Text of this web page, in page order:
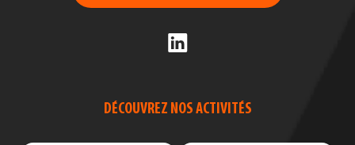
DÉCOUVREZ NOS ACTIVITÉS